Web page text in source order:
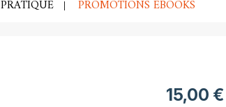
PRATIQUE PROMOTIONS EBOOKS
15,00 €